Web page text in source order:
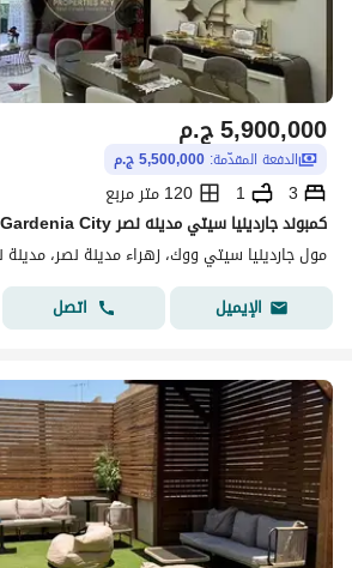
ج.م5,900,000
الدفعة المقدّمة: 5,500,000 ج.م
3
1
120 متر مربع
مول جاردينيا سيتي ووك، زهراء مدينة نصر، مدينة
الإيميل
اتصل